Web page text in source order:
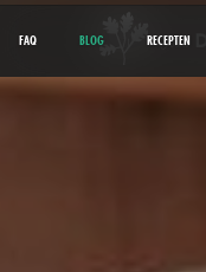
FAQ BLOG RECEPTEN